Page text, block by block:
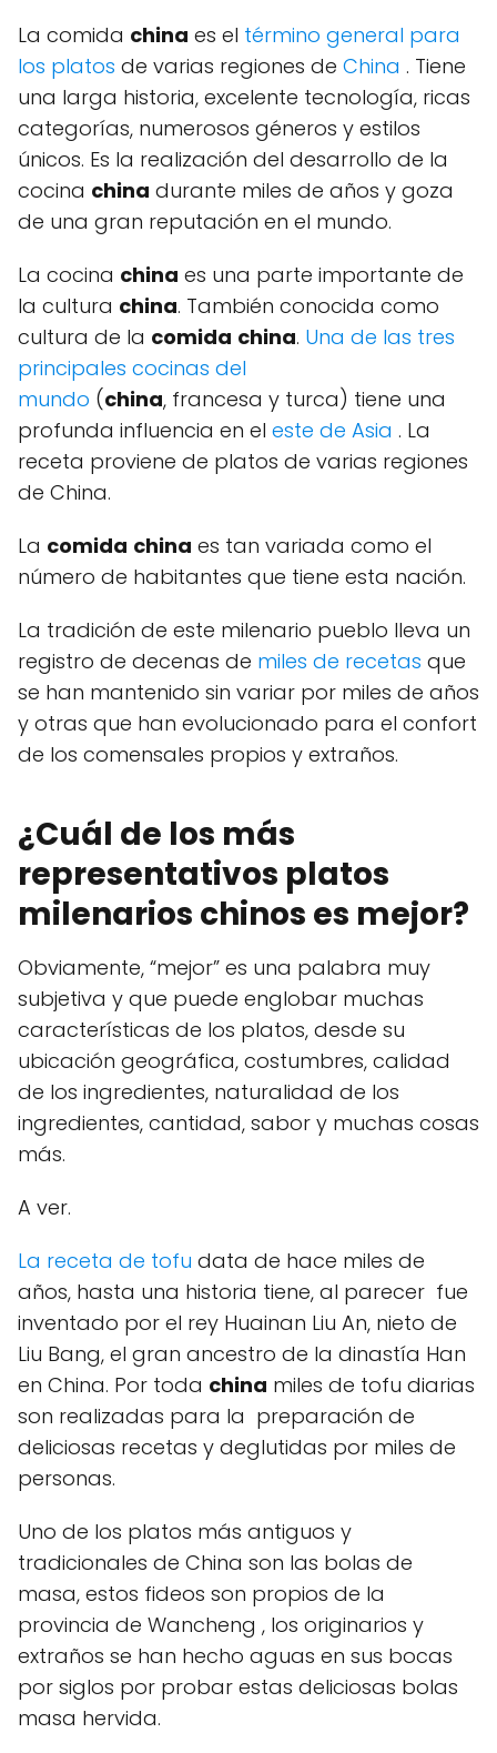
La comida china es el término general para
los platos de varias regiones de China . Tiene
una larga historia, excelente tecnología, ricas
categorías, numerosos géneros y estilos
únicos. Es la realización del desarrollo de la
cocina china durante miles de años y goza
de una gran reputación en el mundo.
La cocina china es una parte importante de
la cultura china. También conocida como
cultura de la comida china. Una de las tres
principales cocinas del
mundo (china, francesa y turca) tiene una
profunda influencia en el este de Asia . La
receta proviene de platos de varias regiones
de China.
La comida china es tan variada como el
número de habitantes que tiene esta nación.
La tradición de este milenario pueblo lleva un
registro de decenas de miles de recetas que
se han mantenido sin variar por miles de años
y otras que han evolucionado para el confort
de los comensales propios y extraños.
¿Cuál de los más
representativos platos
milenarios chinos es mejor?
Obviamente, “mejor” es una palabra muy
subjetiva y que puede englobar muchas
características de los platos, desde su
ubicación geográfica, costumbres, calidad
de los ingredientes, naturalidad de los
ingredientes, cantidad, sabor y muchas cosas
más.
A ver.
La receta de tofu data de hace miles de
años, hasta una historia tiene, al parecer fue
inventado por el rey Huainan Liu An, nieto de
Liu Bang, el gran ancestro de la dinastía Han
en China. Por toda china miles de tofu diarias
son realizadas para la preparación de
deliciosas recetas y deglutidas por miles de
personas.
Uno de los platos más antiguos y
tradicionales de China son las bolas de
masa, estos fideos son propios de la
provincia de Wancheng , los originarios y
extraños se han hecho aguas en sus bocas
por siglos por probar estas deliciosas bolas
masa hervida.